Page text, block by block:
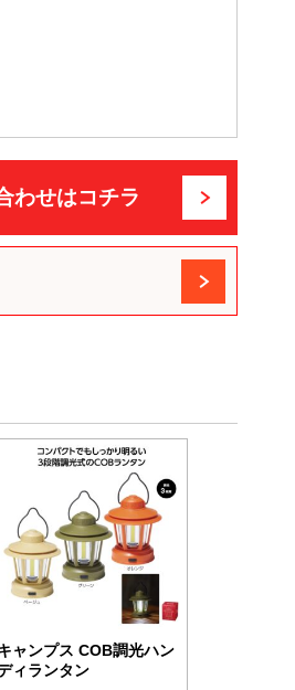
わせはコチラ
ャンプス COB調光ハン
ィランタン